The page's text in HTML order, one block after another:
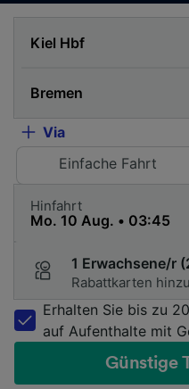
Via
Einfache Fahrt
Hinfahrt
1 Erwachsene/r
Rabattkarten
Erhalten Sie bis zu
auf Aufenthalte mit
Günstige